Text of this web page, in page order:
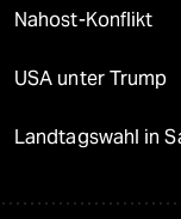
Nahost-Konflikt
USA unter Trump
Landtagswahl in